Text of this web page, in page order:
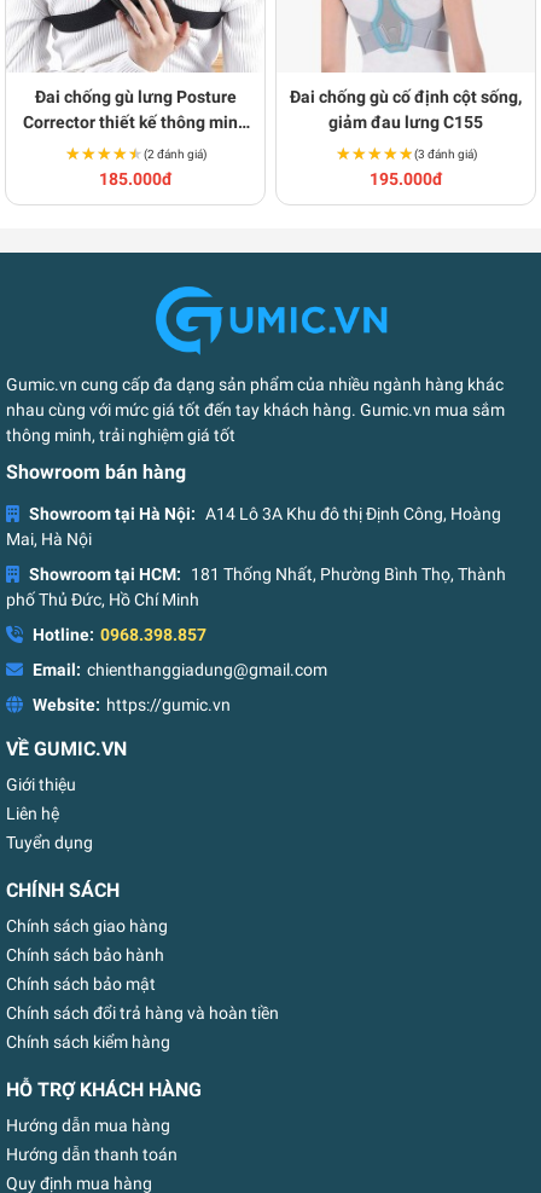
Đai chống gù lưng Posture
Corrector thiết kế thông minh
C128
★★★★★
★★★★★(2 đánh giá)
185.000đ
Đai chống gù cố định cột sống,
giảm đau lưng C155
★★★★★
★★★★★(3 đánh giá)
195.000đ
Gumic.vn cung cấp đa dạng sản phẩm của nhiều ngành hàng khác
nhau cùng với mức giá tốt đến tay khách hàng. Gumic.vn mua sắm
thông minh, trải nghiệm giá tốt
Showroom bán hàng
Showroom tại Hà Nội: A14 Lô 3A Khu đô thị Định Công, Hoàng
Mai, Hà Nội
Showroom tại HCM:
181 Thống Nhất, Phường Bình Thọ, Thành
phố Thủ Đức, Hồ Chí Minh
Hotline: 0968.398.857
Email: chienthanggiadung@gmail.com
Website: https://gumic.vn
VỀ GUMIC.VN
Giới thiệu
Liên hệ
Tuyển dụng
CHÍNH SÁCH
Chính sách giao hàng
Chính sách bảo hành
Chính sách bảo mật
Chính sách đổi trả hàng và hoàn tiền
Chính sách kiểm hàng
HỖ TRỢ KHÁCH HÀNG
Hướng dẫn mua hàng
Hướng dẫn thanh toán
Quy định mua hàng